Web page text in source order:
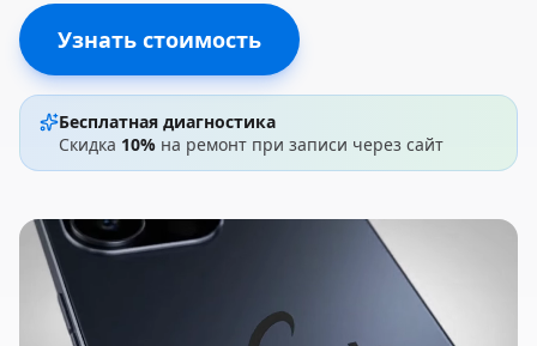
Узнать стоимость
Бесплатная диагностика
Скидка 10% на ремонт при записи через сайт